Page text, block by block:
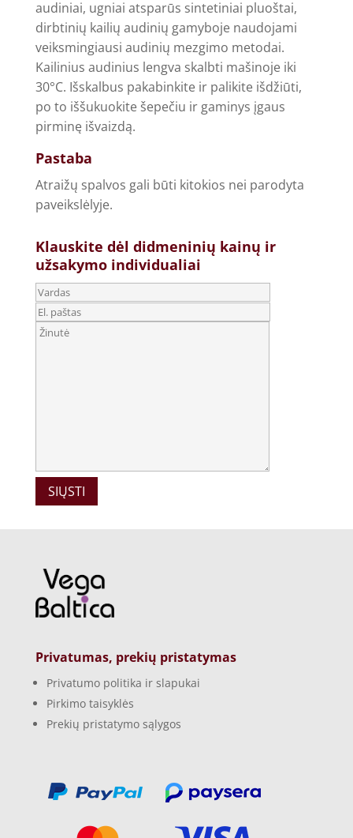
audiniai, ugniai atsparūs sintetiniai pluoštai,
dirbtinių kailių audinių gamyboje naudojami
veiksmingiausi audinių mezgimo metodai.
Kailinius audinius lengva skalbti mašinoje iki
30°C. Išskalbus pakabinkite ir palikite išdžiūti,
po to iššukuokite šepečiu ir gaminys įgaus
pirminę išvaizdą.
Pastaba
Atraižų spalvos gali būti kitokios nei parodyta
paveikslėlyje.
Klauskite dėl didmeninių kainų ir
užsakymo individualiai
Privatumas, prekių pristatymas
Privatumo politika ir slapukai
Pirkimo taisyklės
Prekių pristatymo sąlygos